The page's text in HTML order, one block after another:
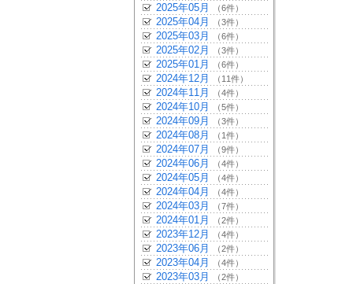
2025年05月 （6件）
2025年04月 （3件）
2025年03月 （6件）
2025年02月 （3件）
2025年01月 （6件）
2024年12月 （11件）
2024年11月 （4件）
2024年10月 （5件）
2024年09月 （3件）
2024年08月 （1件）
2024年07月 （9件）
2024年06月 （4件）
2024年05月 （4件）
2024年04月 （4件）
2024年03月 （7件）
2024年01月 （2件）
2023年12月 （4件）
2023年06月 （2件）
2023年04月 （4件）
2023年03月 （2件）